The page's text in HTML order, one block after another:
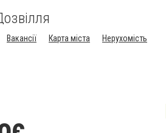
Вакансії Карта міста
Нерухомість